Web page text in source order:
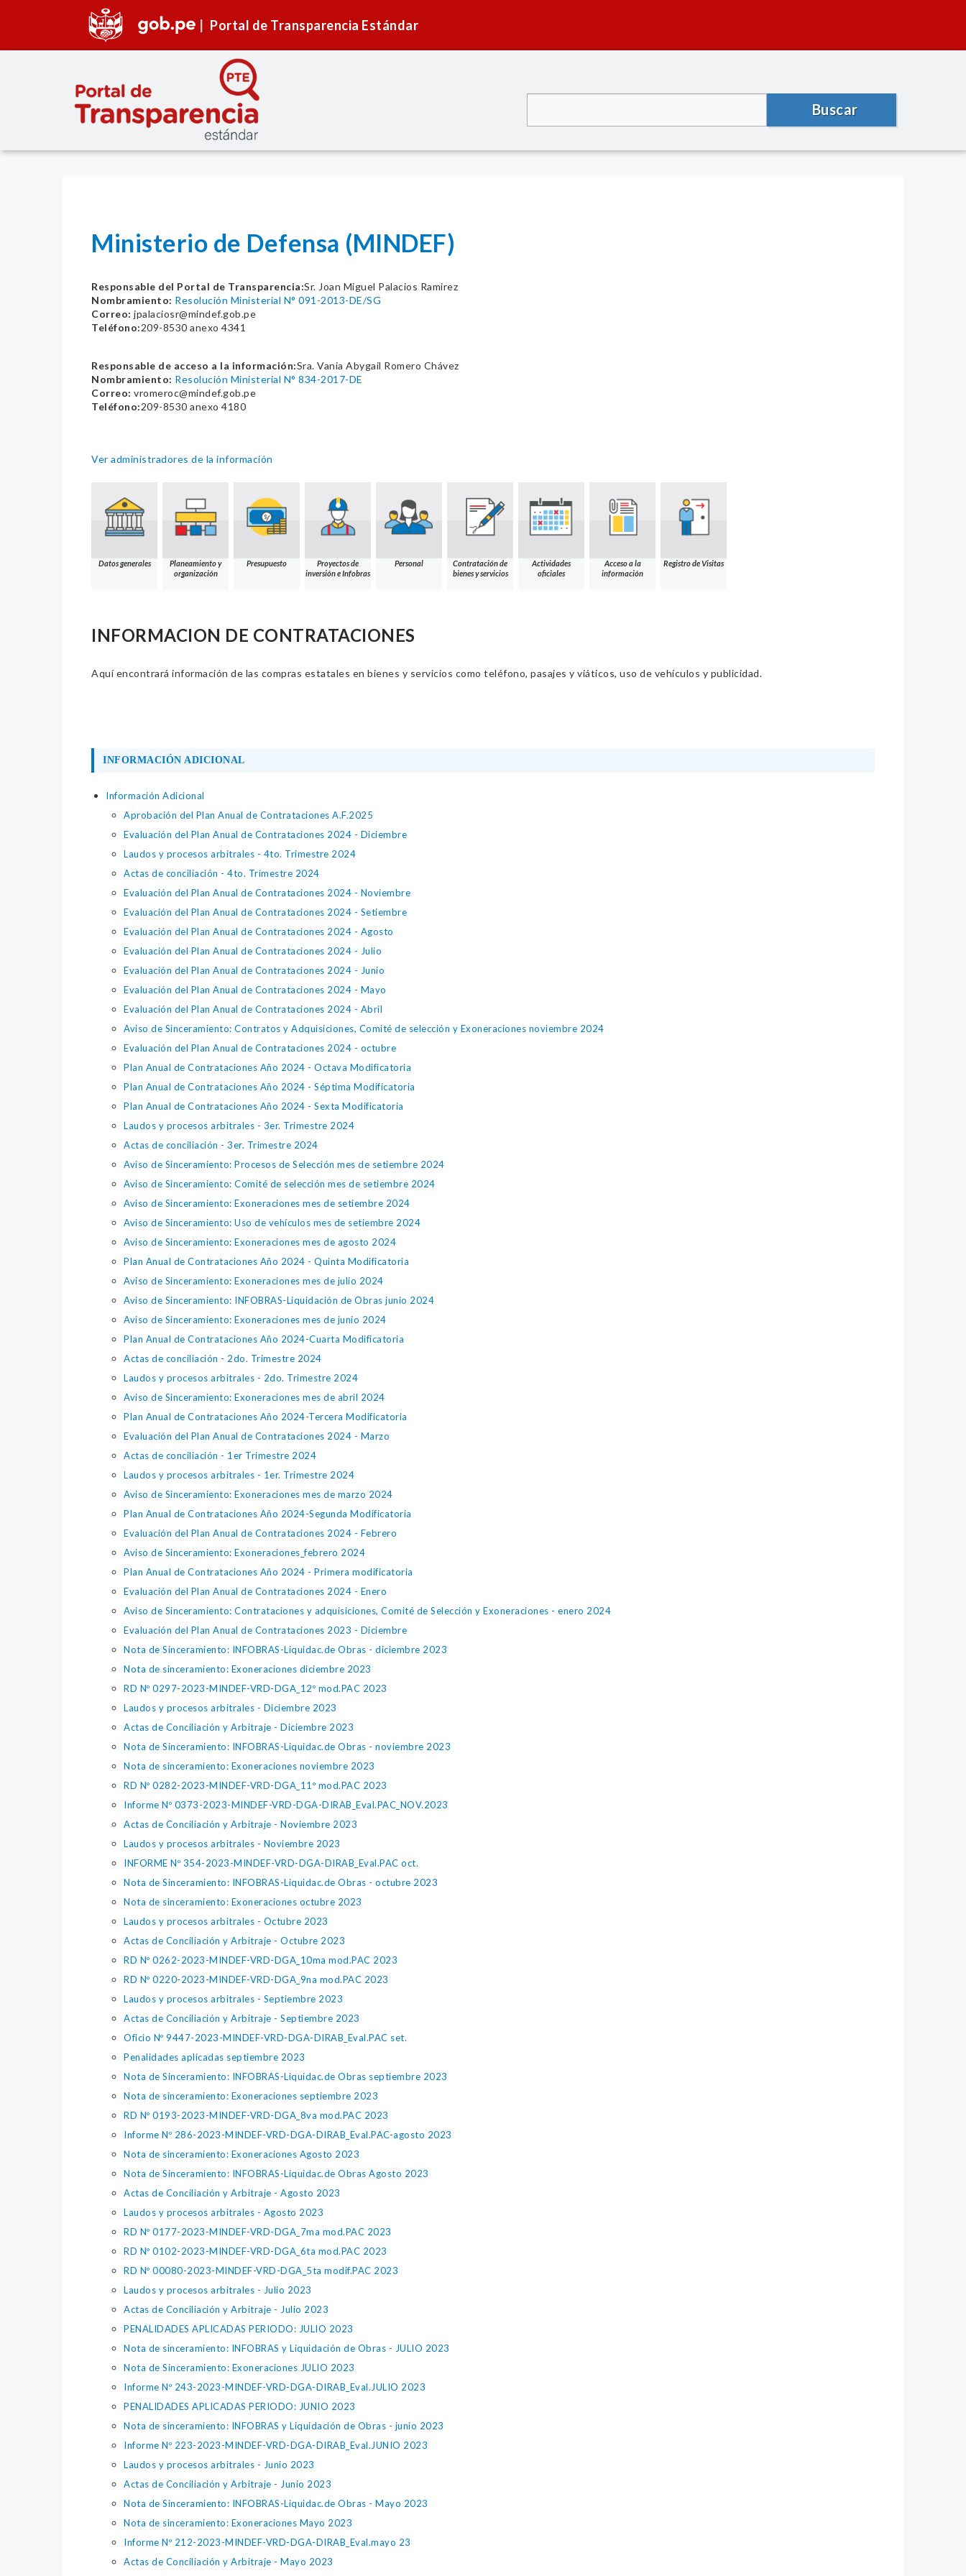
Portal de Transparencia Estándar
Buscar
Ministerio de Defensa (MINDEF)
Responsable del Portal de Transparencia:Sr. Joan Miguel Palacios Ramirez
Nombramiento: Resolución Ministerial N° 091-2013-DE/SG
Correo: jpalaciosr@mindef.gob.pe
Teléfono:209-8530 anexo 4341
Responsable de acceso a la información:Sra. Vania Abygail Romero Chávez
Nombramiento: Resolución Ministerial N° 834-2017-DE
Correo: vromeroc@mindef.gob.pe
Teléfono:209-8530 anexo 4180
Ver administradores de la información
Datos generales
Planeamiento y
organización
Presupuesto
Proyectos de
inversión e Infobras
Personal
Contratación de
bienes y servicios
Actividades
oficiales
Acceso a la
información
Registro de Visitas
INFORMACION DE CONTRATACIONES
Aquí encontrará información de las compras estatales en bienes y servicios como teléfono, pasajes y viáticos, uso de vehículos y publicidad.
INFORMACIÓN ADICIONAL
Información Adicional
Aprobación del Plan Anual de Contrataciones A.F.2025
Evaluación del Plan Anual de Contrataciones 2024 - Diciembre
Laudos y procesos arbitrales - 4to. Trimestre 2024
Actas de conciliación - 4to. Trimestre 2024
Evaluación del Plan Anual de Contrataciones 2024 - Noviembre
Evaluación del Plan Anual de Contrataciones 2024 - Setiembre
Evaluación del Plan Anual de Contrataciones 2024 - Agosto
Evaluación del Plan Anual de Contrataciones 2024 - Julio
Evaluación del Plan Anual de Contrataciones 2024 - Junio
Evaluación del Plan Anual de Contrataciones 2024 - Mayo
Evaluación del Plan Anual de Contrataciones 2024 - Abril
Aviso de Sinceramiento: Contratos y Adquisiciones, Comité de selección y Exoneraciones noviembre 2024
Evaluación del Plan Anual de Contrataciones 2024 - octubre
Plan Anual de Contrataciones Año 2024 - Octava Modificatoria
Plan Anual de Contrataciones Año 2024 - Séptima Modificatoria
Plan Anual de Contrataciones Año 2024 - Sexta Modificatoria
Laudos y procesos arbitrales - 3er. Trimestre 2024
Actas de conciliación - 3er. Trimestre 2024
Aviso de Sinceramiento: Procesos de Selección mes de setiembre 2024
Aviso de Sinceramiento: Comité de selección mes de setiembre 2024
Aviso de Sinceramiento: Exoneraciones mes de setiembre 2024
Aviso de Sinceramiento: Uso de vehículos mes de setiembre 2024
Aviso de Sinceramiento: Exoneraciones mes de agosto 2024
Plan Anual de Contrataciones Año 2024 - Quinta Modificatoria
Aviso de Sinceramiento: Exoneraciones mes de julio 2024
Aviso de Sinceramiento: INFOBRAS-Liquidación de Obras junio 2024
Aviso de Sinceramiento: Exoneraciones mes de junio 2024
Plan Anual de Contrataciones Año 2024-Cuarta Modificatoria
Actas de conciliación - 2do. Trimestre 2024
Laudos y procesos arbitrales - 2do. Trimestre 2024
Aviso de Sinceramiento: Exoneraciones mes de abril 2024
Plan Anual de Contrataciones Año 2024-Tercera Modificatoria
Evaluación del Plan Anual de Contrataciones 2024 - Marzo
Actas de conciliación - 1er Trimestre 2024
Laudos y procesos arbitrales - 1er. Trimestre 2024
Aviso de Sinceramiento: Exoneraciones mes de marzo 2024
Plan Anual de Contrataciones Año 2024-Segunda Modificatoria
Evaluación del Plan Anual de Contrataciones 2024 - Febrero
Aviso de Sinceramiento: Exoneraciones_febrero 2024
Plan Anual de Contrataciones Año 2024 - Primera modificatoria
Evaluación del Plan Anual de Contrataciones 2024 - Enero
Aviso de Sinceramiento: Contrataciones y adquisiciones, Comité de Selección y Exoneraciones - enero 2024
Evaluación del Plan Anual de Contrataciones 2023 - Diciembre
Nota de Sinceramiento: INFOBRAS-Liquidac.de Obras - diciembre 2023
Nota de sinceramiento: Exoneraciones diciembre 2023
RD Nº 0297-2023-MINDEF-VRD-DGA_12º mod.PAC 2023
Laudos y procesos arbitrales - Diciembre 2023
Actas de Conciliación y Arbitraje - Diciembre 2023
Nota de Sinceramiento: INFOBRAS-Liquidac.de Obras - noviembre 2023
Nota de sinceramiento: Exoneraciones noviembre 2023
RD Nº 0282-2023-MINDEF-VRD-DGA_11º mod.PAC 2023
Informe Nº 0373-2023-MINDEF-VRD-DGA-DIRAB_Eval.PAC_NOV.2023
Actas de Conciliación y Arbitraje - Noviembre 2023
Laudos y procesos arbitrales - Noviembre 2023
INFORME Nº 354-2023-MINDEF-VRD-DGA-DIRAB_Eval.PAC oct.
Nota de Sinceramiento: INFOBRAS-Liquidac.de Obras - octubre 2023
Nota de sinceramiento: Exoneraciones octubre 2023
Laudos y procesos arbitrales - Octubre 2023
Actas de Conciliación y Arbitraje - Octubre 2023
RD Nº 0262-2023-MINDEF-VRD-DGA_10ma mod.PAC 2023
RD Nº 0220-2023-MINDEF-VRD-DGA_9na mod.PAC 2023
Laudos y procesos arbitrales - Septiembre 2023
Actas de Conciliación y Arbitraje - Septiembre 2023
Oficio Nº 9447-2023-MINDEF-VRD-DGA-DIRAB_Eval.PAC set.
Penalidades aplicadas septiembre 2023
Nota de Sinceramiento: INFOBRAS-Liquidac.de Obras septiembre 2023
Nota de sinceramiento: Exoneraciones septiembre 2023
RD Nº 0193-2023-MINDEF-VRD-DGA_8va mod.PAC 2023
Informe Nº 286-2023-MINDEF-VRD-DGA-DIRAB_Eval.PAC-agosto 2023
Nota de sinceramiento: Exoneraciones Agosto 2023
Nota de Sinceramiento: INFOBRAS-Liquidac.de Obras Agosto 2023
Actas de Conciliación y Arbitraje - Agosto 2023
Laudos y procesos arbitrales - Agosto 2023
RD Nº 0177-2023-MINDEF-VRD-DGA_7ma mod.PAC 2023
RD Nº 0102-2023-MINDEF-VRD-DGA_6ta mod.PAC 2023
RD Nº 00080-2023-MINDEF-VRD-DGA_5ta modif.PAC 2023
Laudos y procesos arbitrales - Julio 2023
Actas de Conciliación y Arbitraje - Julio 2023
PENALIDADES APLICADAS PERIODO: JULIO 2023
Nota de sinceramiento: INFOBRAS y Liquidación de Obras - JULIO 2023
Nota de Sinceramiento: Exoneraciones JULIO 2023
Informe Nº 243-2023-MINDEF-VRD-DGA-DIRAB_Eval.JULIO 2023
PENALIDADES APLICADAS PERIODO: JUNIO 2023
Nota de sinceramiento: INFOBRAS y Liquidación de Obras - junio 2023
Informe Nº 223-2023-MINDEF-VRD-DGA-DIRAB_Eval.JUNIO 2023
Laudos y procesos arbitrales - Junio 2023
Actas de Conciliación y Arbitraje - Junio 2023
Nota de Sinceramiento: INFOBRAS-Liquidac.de Obras - Mayo 2023
Nota de sinceramiento: Exoneraciones Mayo 2023
Informe Nº 212-2023-MINDEF-VRD-DGA-DIRAB_Eval.mayo 23
Actas de Conciliación y Arbitraje - Mayo 2023